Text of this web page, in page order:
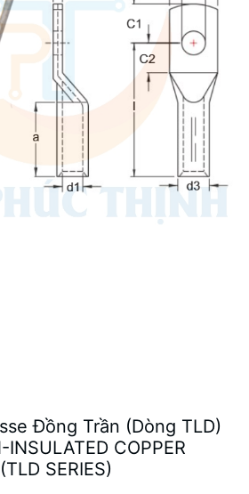
Đồng Trần (Dòng TLD)
COPPER
SERIES)